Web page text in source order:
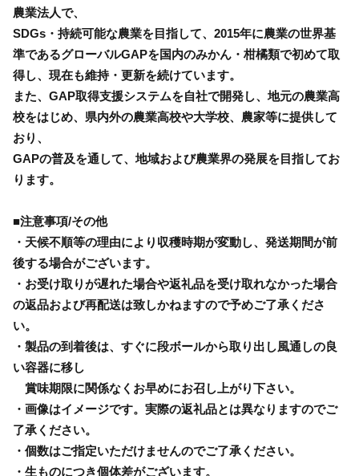
農業法人で、
SDGs・持続可能な農業を目指して、2015年に農業の世界基
準であるグローバルGAPを国内のみかん・柑橘類で初めて取
得し、現在も維持・更新を続けています。
また、GAP取得支援システムを自社で開発し、地元の農業高
校をはじめ、県内外の農業高校や大学校、農家等に提供して
おり、
GAPの普及を通して、地域および農業界の発展を目指してお
ります。
■注意事項/その他
・天候不順等の理由により収穫時期が変動し、発送期間が前
後する場合がございます。
・お受け取りが遅れた場合や返礼品を受け取れなかった場合
の返品および再配送は致しかねますので予めご了承くださ
い。
・製品の到着後は、すぐに段ボールから取り出し風通しの良
い容器に移し
賞味期限に関係なくお早めにお召し上がり下さい。
・画像はイメージです。実際の返礼品とは異なりますのでご
了承ください。
・個数はご指定いただけませんのでご了承ください。
・生ものにつき個体差がございます。